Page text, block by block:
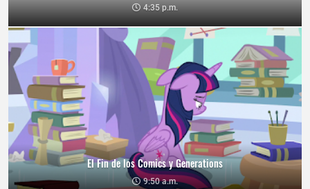
4:35 p.m.
El Fin de los Comics y Generations
9:50 a.m.